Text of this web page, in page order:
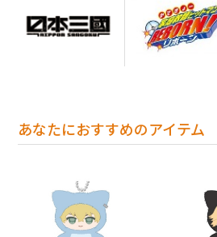
あなたにおすすめのアイテム